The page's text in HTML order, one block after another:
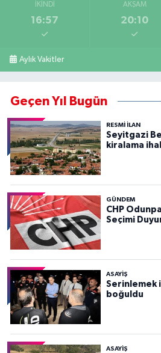
İKINDI
16:57
AKŞAM
20:10
Aylık Vakitler
Geçen Yıl Bugün
RESMİ İLAN
Seyitgazi
kiralama
GÜNDEM
CHP
Seçimi
ASAYİŞ
Serinlemek
boğuldu
ASAYİŞ